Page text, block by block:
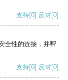
支持[0] 反对[0]
全性的连接，并帮
支持[0] 反对[0]